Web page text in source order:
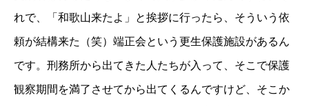
れで、「和歌山来たよ」と挨拶に行ったら、そういう依
頼が結構来た（笑）端正会という更生保護施設があるん
です。刑務所から出てきた人たちが入って、そこで保護
観察期間を満了させてから出てくるんですけど、そこか